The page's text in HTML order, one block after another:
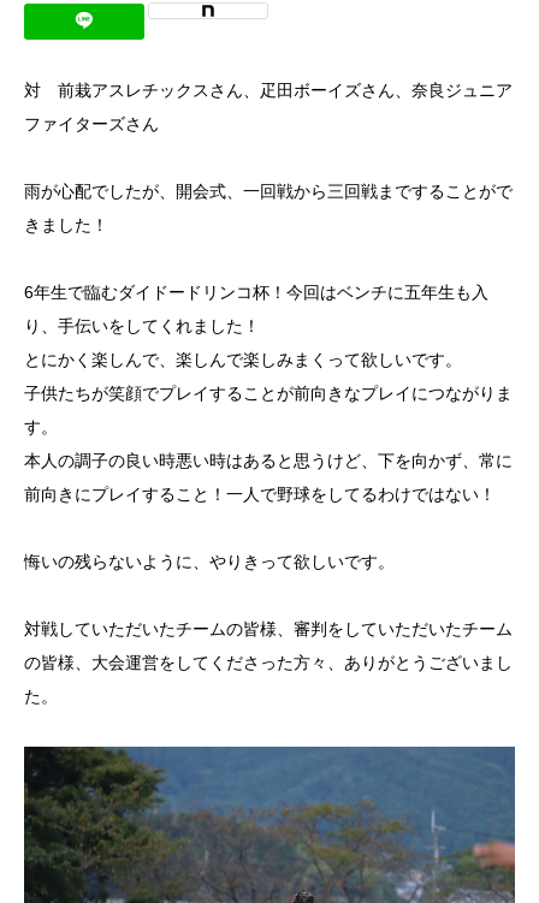
対 前栽アスレチックスさん、疋田ボーイズさん、奈良ジュニア
ファイターズさん
雨が心配でしたが、開会式、一回戦から三回戦まですることがで
きました！
6年生で臨むダイドードリンコ杯！今回はベンチに五年生も入
り、手伝いをしてくれました！
とにかく楽しんで、楽しんで楽しみまくって欲しいです。
子供たちが笑顔でプレイすることが前向きなプレイにつながりま
す。
本人の調子の良い時悪い時はあると思うけど、下を向かず、常に
前向きにプレイすること！一人で野球をしてるわけではない！
悔いの残らないように、やりきって欲しいです。
対戦していただいたチームの皆様、審判をしていただいたチーム
の皆様、大会運営をしてくださった方々、ありがとうございまし
た。